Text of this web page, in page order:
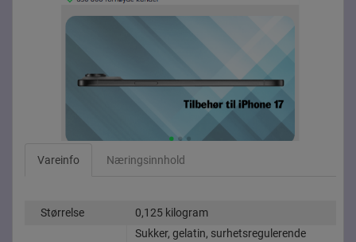
Vareinfo Næringsinnhold
Størrelse 0,125 kilogram
Sukker, gelatin, surhetsregulerende